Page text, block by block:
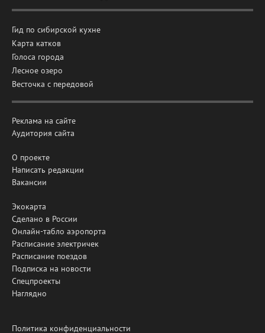
Гид по сибирской кухне
Карта катков
Голоса города
Лесное озеро
Весточка с передовой
Реклама на сайте
Аудитория сайта
О проекте
Написать редакции
Вакансии
Экокарта
Сделано в России
Онлайн-табло аэропорта
Расписание электричек
Расписание поездов
Подписка на новости
Спецпроекты
Наглядно
Политика конфиденциальности